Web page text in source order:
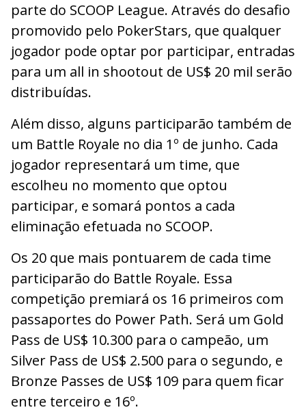
parte do SCOOP League. Através do desafio
promovido pelo PokerStars, que qualquer
jogador pode optar por participar, entradas
para um all in shootout de US$ 20 mil serão
distribuídas.
Além disso, alguns participarão também de
um Battle Royale no dia 1º de junho. Cada
jogador representará um time, que
escolheu no momento que optou
participar, e somará pontos a cada
eliminação efetuada no SCOOP.
Os 20 que mais pontuarem de cada time
participarão do Battle Royale. Essa
competição premiará os 16 primeiros com
passaportes do Power Path. Será um Gold
Pass de US$ 10.300 para o campeão, um
Silver Pass de US$ 2.500 para o segundo, e
Bronze Passes de US$ 109 para quem ficar
entre terceiro e 16º.